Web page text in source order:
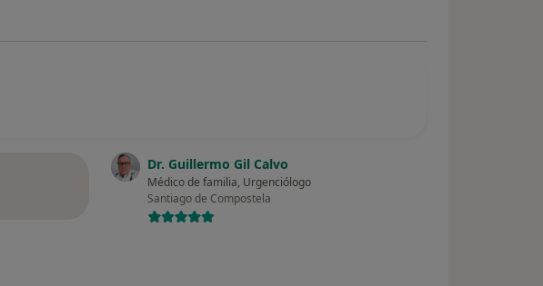
Dr. Guillermo Gil Calvo
Médico de familia, Urgenciólogo
Santiago de Compostela